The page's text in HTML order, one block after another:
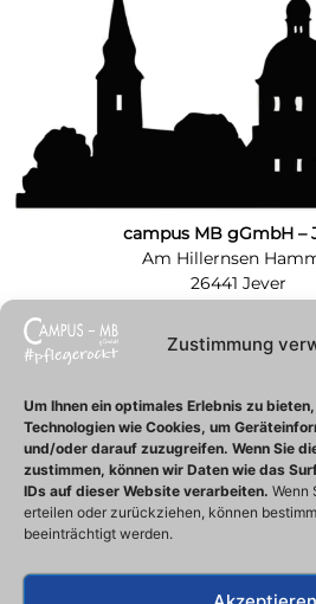
Zustimmung
Um Ihnen ein optimales Erlebnis zu
Technologien wie Cookies, um
und/oder darauf zuzugreifen. Wenn Sie
zustimmen, können wir Daten wie das
IDs auf dieser Website verarbeiten. Wenn
erteilen oder zurückziehen, können
beeinträchtigt werden.
campus MB gGmbH –
Am Hillernsen
26441 Jever
Neue Straße
26316 Varel
Tel.: 04451
Fax.: 04451
info@campus-
Unsere
07:30 Uhr –